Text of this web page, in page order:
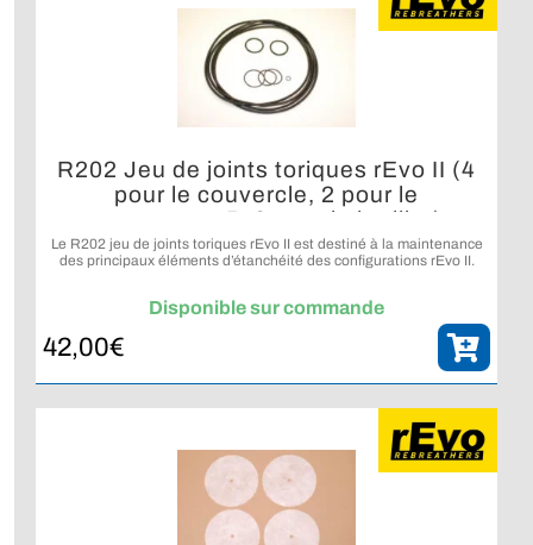
R202 Jeu de joints toriques rEvo II (4
pour le couvercle, 2 pour le
connecteur P, 6 pour le barillet)
Le R202 jeu de joints toriques rEvo II est destiné à la maintenance
des principaux éléments d’étanchéité des configurations rEvo II.
Disponible sur commande
42,00€